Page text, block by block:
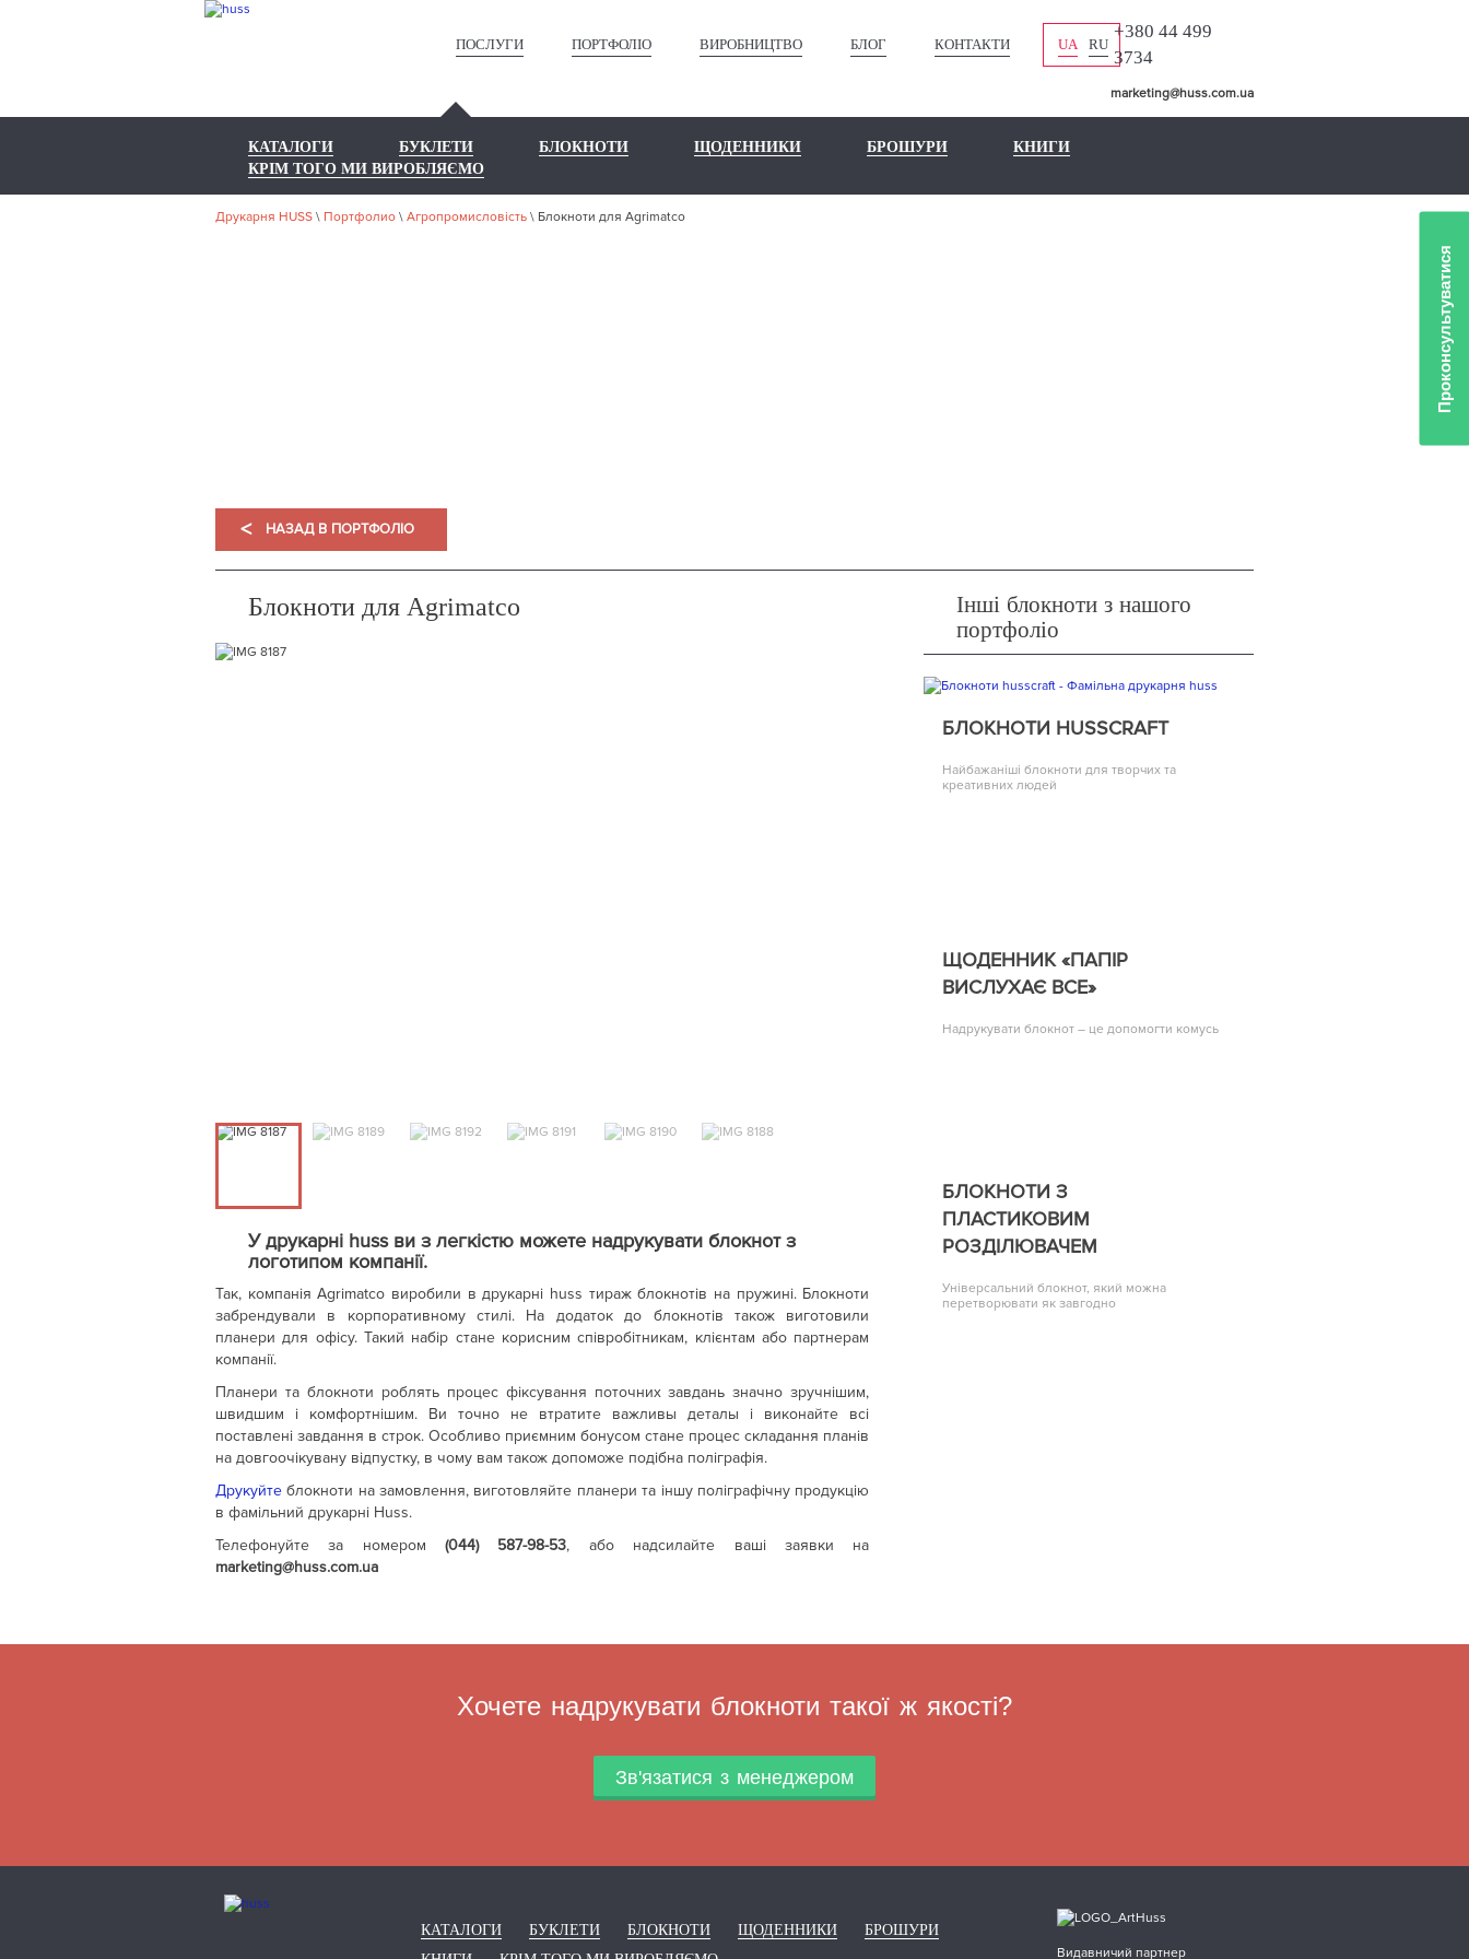
ПОСЛУГИ ПОРТФОЛІО ВИРОБНИЦТВО БЛОГ КОНТАКТИ UA RU
+380 44 499
3734
marketing@huss.com.ua
КАТАЛОГИ БУКЛЕТИ БЛОКНОТИ ЩОДЕННИКИ БРОШУРИ
КНИГИ
КРІМ ТОГО МИ ВИРОБЛЯЄМО
Друкарня HUSS \ Портфолио \ Агропромисловість \ Блокноти для Agrimatco
< НАЗАД В ПОРТФОЛІО
Блокноти для Agrimatco
У друкарні huss ви з легкістю можете надрукувати блокнот з
логотипом компанії.
Так, компанія Agrimatco виробили в друкарні huss тираж блокнотів на пружині. Блокноти
забрендували в корпоративному стилі. На додаток до блокнотів також виготовили
планери для офісу. Такий набір стане корисним співробітникам, клієнтам або партнерам
компанії.
Планери та блокноти роблять процес фіксування поточних завдань значно зручнішим,
швидшим і комфортнішим. Ви точно не втратите важливы деталы і виконайте всі
поставлені завдання в строк. Особливо приємним бонусом стане процес складання планів
на довгоочікувану відпустку, в чому вам також допоможе подібна поліграфія.
Друкуйте блокноти на замовлення, виготовляйте планери та іншу поліграфічну продукцію
в фамільний друкарні Huss.
Телефонуйте за номером(044) 587-98-53, або надсилайте ваші заявки на
marketing@huss.com.ua
Інші блокноти з нашого
портфоліо
БЛОКНОТИ HUSSCRAFT
Найбажаніші блокноти для творчих та
креативних людей
ЩОДЕННИК «ПАПІР
ВИСЛУХАЄ ВСЕ»
Надрукувати блокнот – це допомогти комусь
БЛОКНОТИ З
ПЛАСТИКОВИМ
РОЗДІЛЮВАЧЕМ
Універсальний блокнот, який можна
перетворювати як завгодно
Хочете надрукувати блокноти такої ж якості?
Зв'язатися з менеджером
Проконсультуватися
КАТАЛОГИ БУКЛЕТИ БЛОКНОТИ ЩОДЕННИКИ
БРОШУРИ
Видавничий партнер